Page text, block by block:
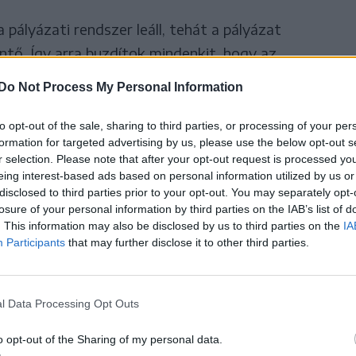
Not Process My Personal Information
opt-out of the sale, sharing to third parties, or processing of your
for targeted advertising by us, please use the below opt-out
selection. Please note that after your opt-out request is processed
interest-based ads based on personal information utilized by us
to third parties prior to your opt-out. You may separately
of your personal information by third parties on the IAB’s list of
This information may also be disclosed by us to third parties on the
Participants that may further disclose it to other third parties.
Data Processing Opt Outs
opt-out of the Sharing of my personal data.
pályázati rendszer leáll, tehát a pályázat
Így arra buzdítok mindenkit, hogy az
környezetvédelmi miniszter.
szerint hangsúlyozta, hogy minden eddiginél
a napelemprogramra. Közlése szerint
87 ezer házra kerülhet